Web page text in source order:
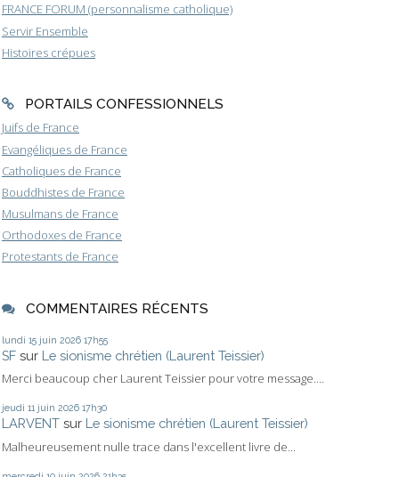
FRANCE FORUM (personnalisme catholique)
Servir Ensemble
Histoires crépues
PORTAILS CONFESSIONNELS
Juifs de France
Evangéliques de France
Catholiques de France
Bouddhistes de France
Musulmans de France
Orthodoxes de France
Protestants de France
COMMENTAIRES RÉCENTS
lundi 15 juin 2026 17h55
SF sur Le sionisme chrétien (Laurent Teissier)
Merci beaucoup cher Laurent Teissier pour votre message....
jeudi 11 juin 2026 17h30
LARVENT sur Le sionisme chrétien (Laurent Teissier)
Malheureusement nulle trace dans l'excellent livre de...